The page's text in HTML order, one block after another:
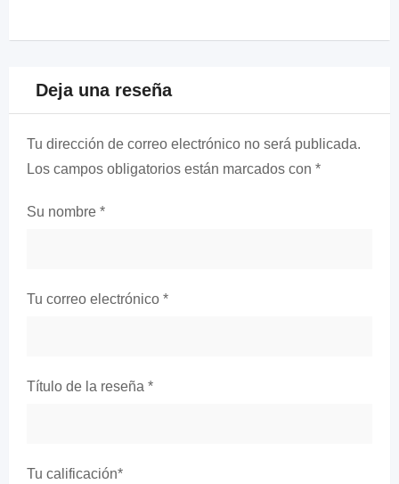
Deja una reseña
Tu dirección de correo electrónico no será publicada.
Los campos obligatorios están marcados con *
Su nombre *
Tu correo electrónico *
Título de la reseña *
Tu calificación*